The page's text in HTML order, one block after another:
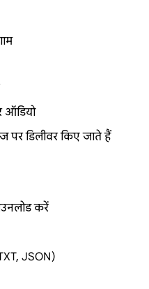
ऑडियो
पर डिलीवर किए जाते हैं
करें
JSON)